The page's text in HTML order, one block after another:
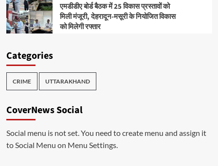
एमडीडीए बोर्ड बैठक में 25 विकास प्रस्तावों को
मिली मंजूरी, देहरादून-मसूरी के नियोजित विकास
को मिलेगी रफ्तार
Categories
CRIME UTTARAKHAND
CoverNews Social
Social menu is not set. You need to create menu and assign it
to Social Menu on Menu Settings.